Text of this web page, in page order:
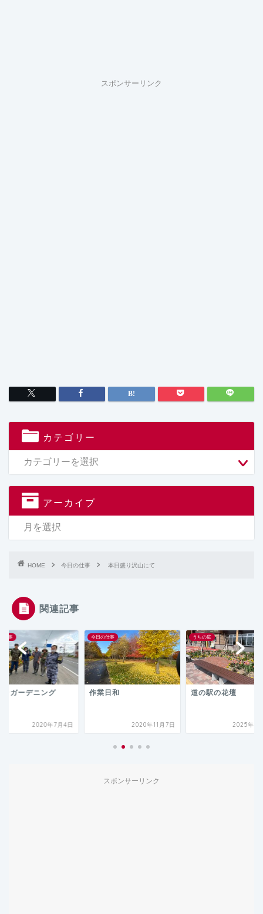
スポンサーリンク
カテゴリー
アーカイブ
HOME 今日の仕事 本日盛り沢山にて
関連記事
仕事
ラガーデニング
2020年7月4日
今日の仕事
作業日和
2020年11月7日
うちの庭
道の駅の花壇
2025年5
スポンサーリンク